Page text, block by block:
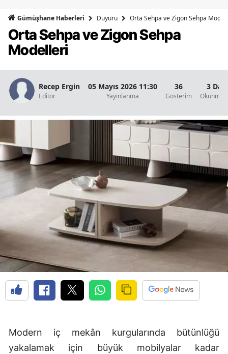
Bingöl
Burdur
Bursa
Çanakkale
Çankırı
Çorum
Diyarbakır
Edirne
Erzincan
Erzurum
Gaziantep
Gümüşhane Haberleri Duyuru Orta Sehpa ve Zigon Sehpa
Orta Sehpa ve Zigon Sehpa
Modelleri
Recep Ergin
Editör
05 Mayıs 2026 11:30
Yayınlanma
36
Gösterim
3
Okunma
Modern iç mekân kurgularında bütünlüğü
yakalamak için büyük mobilyalar kadar